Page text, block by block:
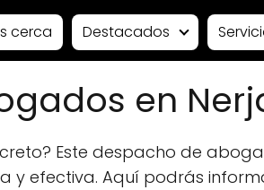
cerca Destacados
en
Este despacho de
efectiva. Aquí podrás